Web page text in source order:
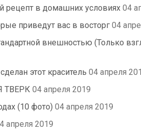
рецепт в домашних условиях 04
приведут вас в восторг 04
внешностью (Только
этот краситель 04 апреля
ТВЕРК 04 апреля 2019
(10 фото) 04 апреля 2019
апреля 2019